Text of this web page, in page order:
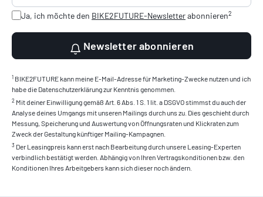
Ja, ich möchte den BIKE2FUTURE-Newsletterabonnieren2
Newsletter abonnieren
1 BIKE2FUTURE kann meine E-Mail-Adresse für Marketing-Zwecke nutzen und ich
habe die Datenschutzerklärung zur Kenntnis genommen.
2 Mit deiner Einwilligung gemäß Art. 6 Abs. 1 S. 1 lit. a DSGVO stimmst du auch der
Analyse deines Umgangs mit unseren Mailings durch uns zu. Dies geschieht durch
Messung, Speicherung und Auswertung von Öffnungsraten und Klickraten zum
Zweck der Gestaltung künftiger Mailing-Kampagnen.
3 Der Leasingpreis kann erst nach Bearbeitung durch unsere Leasing-Experten
verbindlich bestätigt werden. Abhängig von Ihren Vertragskonditionen bzw. den
Konditionen Ihres Arbeitgebers kann sich dieser noch ändern.